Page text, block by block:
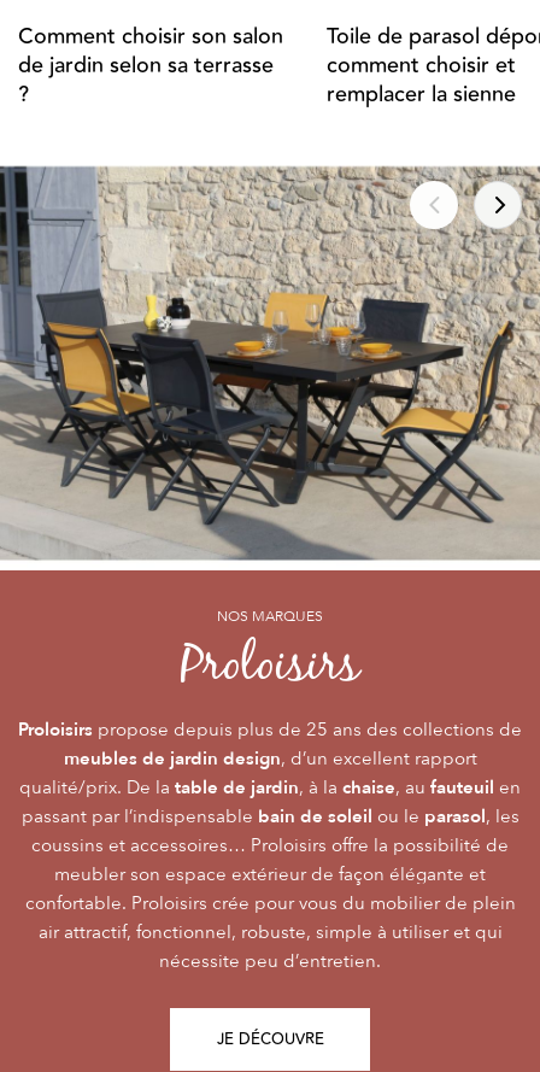
Comment choisir son salon
de jardin selon sa terrasse
?
Toile de parasol
comment choisir et
remplacer la sienne
NOS MARQUES
Proloisirs
Proloisirs propose depuis plus de 25 ans des collections de
meubles de jardin design, d’un excellent rapport
qualité/prix. De la table de jardin, à la chaise, au fauteuil en
passant par l’indispensable bain de soleil ou le parasol, les
coussins et accessoires… Proloisirs offre la possibilité de
meubler son espace extérieur de façon élégante et
confortable. Proloisirs crée pour vous du mobilier de plein
air attractif, fonctionnel, robuste, simple à utiliser et qui
nécessite peu d’entretien.
JE DÉCOUVRE
NOS MARQUES
Océoby PROLOISIRS
Océocrée dumobilier Premium, pour vivre l’extérieur avec
raffinement et participer de façon inoubliable aux grandes
émotions de la vie. Le mobilier Océo, de par la qualité de
ses différents matériaux et de sa fabrication, se joue des
frontières d’usage. Voir sonextérieurcomme une pièce à
part entière nécessite du style et le soin des détails.
L’illustration Océo passe par la qualité desplateaux
Trespa® qui équipent en exclusivité de nombreusestables
de jardinpour un plaisir d’usage durable.
JE DÉCOUVRE
NOS MARQUES
Alizéby PROLOISIRS
Alizéest LA marque du mobilier de jardin contemporain
dont la conception et l’accessibilité du prixfont qu’elle
s’adresse au plus grand nombre.
Le mobilier d’extérieur Alizé apporte un souffle bien
agréable empreint de style, fonctionnalité, facilité
d’utilisation, prix, pour des instantsRepas, Salon,Détente
Alizé est créée pour bien vivre dehors, dans la joie, la
modernité, la simplicité, le plaisir d’être ensemble !
JE DÉCOUVRE